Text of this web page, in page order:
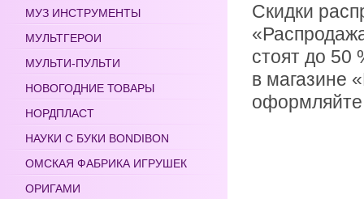
МУЗ ИНСТРУМЕНТЫ
МУЛЬТГЕРОИ
МУЛЬТИ-ПУЛЬТИ
НОВОГОДНИЕ ТОВАРЫ
НОРДПЛАСТ
НАУКИ С БУКИ BONDIBON
ОМСКАЯ ФАБРИКА ИГРУШЕК
ОРИГАМИ
Скидки
стоят до 50
в магазине
оформляйте